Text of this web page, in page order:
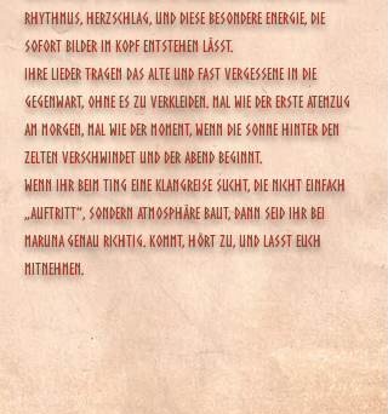
Rhythmus, Herzschlag, und diese besondere Energie, die
sofort Bilder im Kopf entstehen lässt.
Ihre Lieder tragen das Alte und fast Vergessene in die
Gegenwart, ohne es zu verkleiden. Mal wie der erste Atemzug
am Morgen, mal wie der Moment, wenn die Sonne hinter den
Zelten verschwindet und der Abend beginnt.
Wenn ihr beim Ting eine Klangreise sucht, die nicht einfach
„auftritt“, sondern Atmosphäre baut, dann seid ihr bei
Maruna genau richtig. Kommt, hört zu, und lasst euch
mitnehmen.